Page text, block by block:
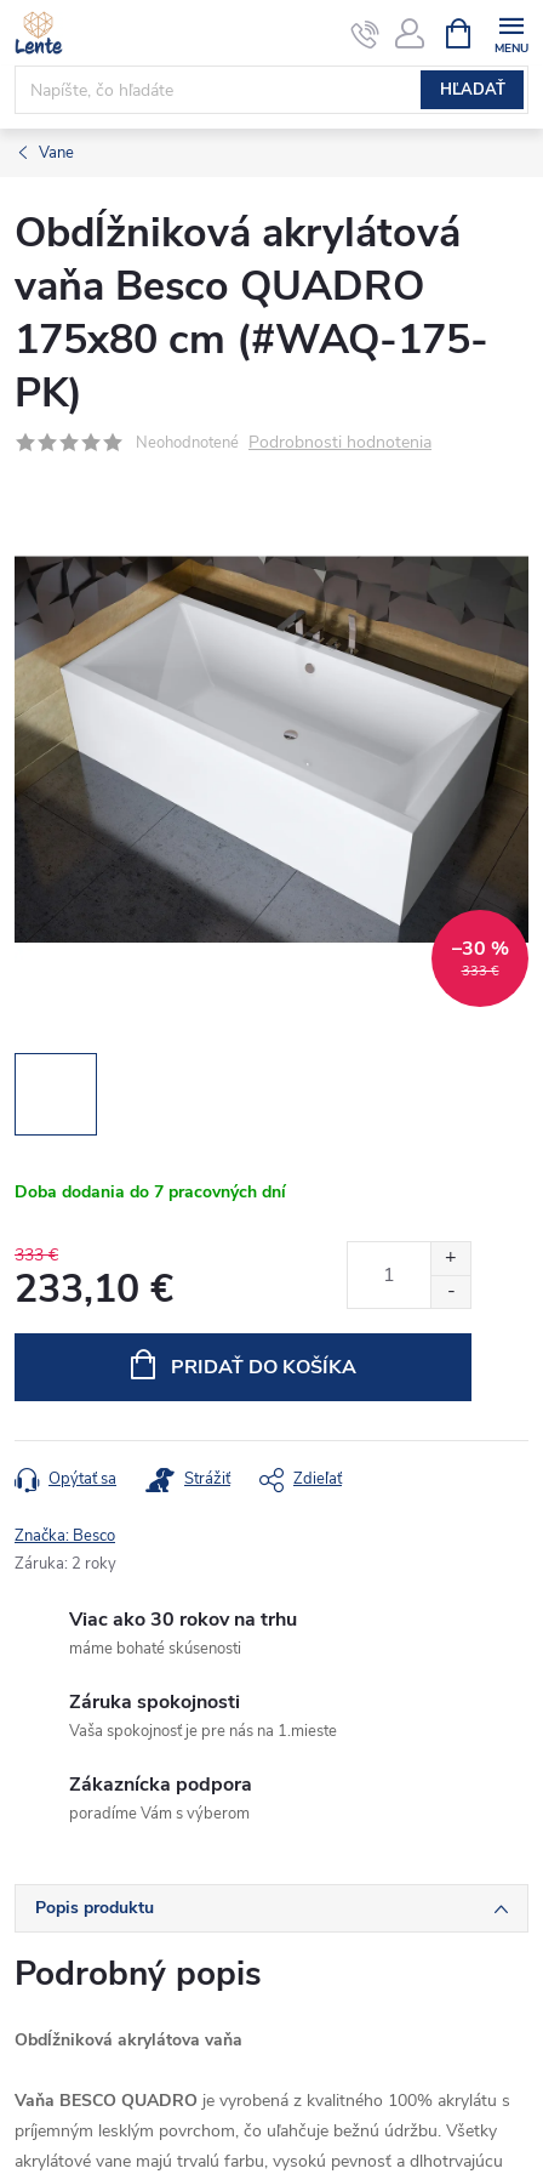
Prejsť
na
obsah
HĽADAŤ
KOŠÍK
Vane
Obdĺžniková akrylátová
vaňa Besco QUADRO
175x80 cm (#WAQ-175-
PK)
Neohodnotené Podrobnosti hodnotenia
333 €
–30 %
Doba dodania do 7 pracovných dní
333 €
233,10 €
PRIDAŤ DO KOŠÍKA
Opýtať sa Strážiť Zdieľať
Značka: Besco
Záruka: 2 roky
Viac ako 30 rokov na trhu
máme bohaté skúsenosti
Záruka spokojnosti
Vaša spokojnosť je pre nás na 1.mieste
Zákaznícka podpora
poradíme Vám s výberom
Popis produktu
Podrobný popis
Obdĺžniková akrylátova vaňa
Vaňa BESCO QUADRO je vyrobená z kvalitného 100% akrylátu s
príjemným lesklým povrchom, čo uľahčuje bežnú údržbu. Všetky
akrylátové vane majú trvalú farbu, vysokú pevnosť a dlhotrvajúcu